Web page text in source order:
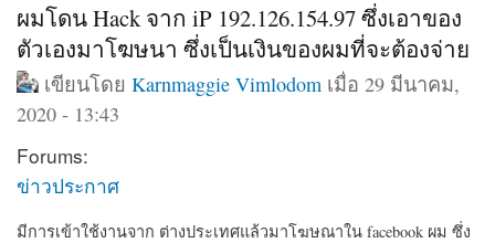
ผมโดน Hack จาก iP 192.126.154.97 ซึ่งเอาของ
ตัวเองมาโฆษนา ซึ่งเป็นเงินของผมที่จะต้องจ่าย
เขียนโดย Karnmaggie Vimlodom เมื่อ 29 มีนาคม,
2020 - 13:43
Forums:
ข่าวประกาศ
มีการเข้าใช้งานจาก ต่างประเทศแล้วมาโฆษณาใน facebook ผม ซึ่ง